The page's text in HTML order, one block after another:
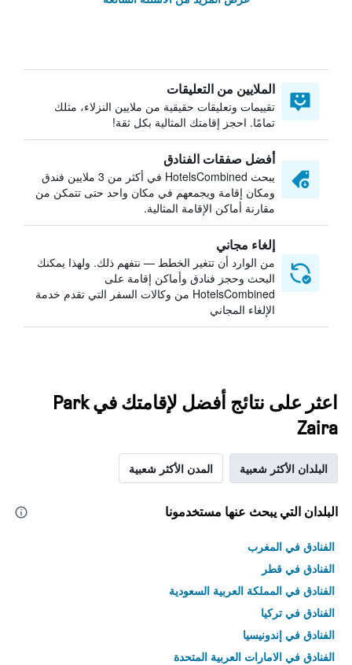
الملايين من التعليقات
تقييمات وتعليقات حقيقية من ملايين النزلاء، مثلك
تمامًا. احجز إقامتك المثالية بكل ثقة!
أفضل صفقات الفنادق
يبحث HotelsCombined في أكثر من 3 ملايين فندق
ومكان إقامة ويجمعهم في مكان واحد حتى تتمكن من
مقارنة أماكن الإقامة المثالية.
إلغاء مجاني
من الوارد أن تتغير الخطط — نتفهم ذلك. ولهذا يمكنك
البحث وحجز فنادق وأماكن إقامة على
HotelsCombined من وكالات السفر التي تقدم خدمة
الإلغاء المجاني
اعثر على نتائج أفضل لإقامتك في Park
Zaira
البلدان الأكثر شعبية المدن الأكثر شعبية
البلدان التي يبحث عنها مستخدمونا
الفنادق في المغرب
الفنادق في قطر
الفنادق في المملكة العربية السعودية
الفنادق في تركيا
الفنادق في إندونيسيا
الفنادق في الامارات العربية المتحدة